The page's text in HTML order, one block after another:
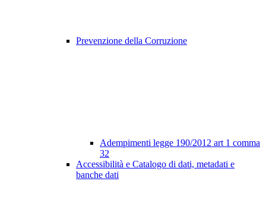
Prevenzione della Corruzione
Adempimenti legge 190/2012 art 1 comma
32
Accessibilità e Catalogo di dati, metadati e
banche dati